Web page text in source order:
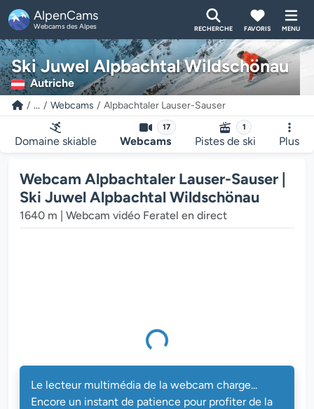
AlpenCams
Webcams des Alpes RECHERCHE FAVORIS MENU
Ski Juwel Alpbachtal Wildschönau
Autriche
... Webcams Alpbachtaler Lauser-Sauser
Domaine skiable
17
Webcams
1
Pistes de ski Plus
Webcam Alpbachtaler Lauser-Sauser |
Ski Juwel Alpbachtal Wildschönau
1640 m | Webcam vidéo Feratel en direct
de la webcam charge...
Le lecteur multimédia de la webcam charge...
Encore un instant de patience pour profiter de la